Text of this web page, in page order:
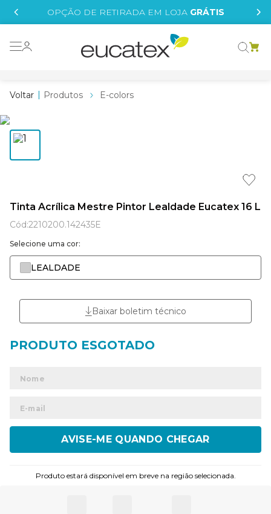
OPÇÃO DE RETIRADA EM LOJA GRÁTIS
Produtos E-colors
Tinta Acrílica Mestre Pintor Lealdade Eucatex 16 L
Cód:2210200.142435E
Selecione uma cor:
LEALDADE
Baixar boletim técnico
ENVIAR
Produto estará disponível em breve na região selecionada.
tinta
tinta